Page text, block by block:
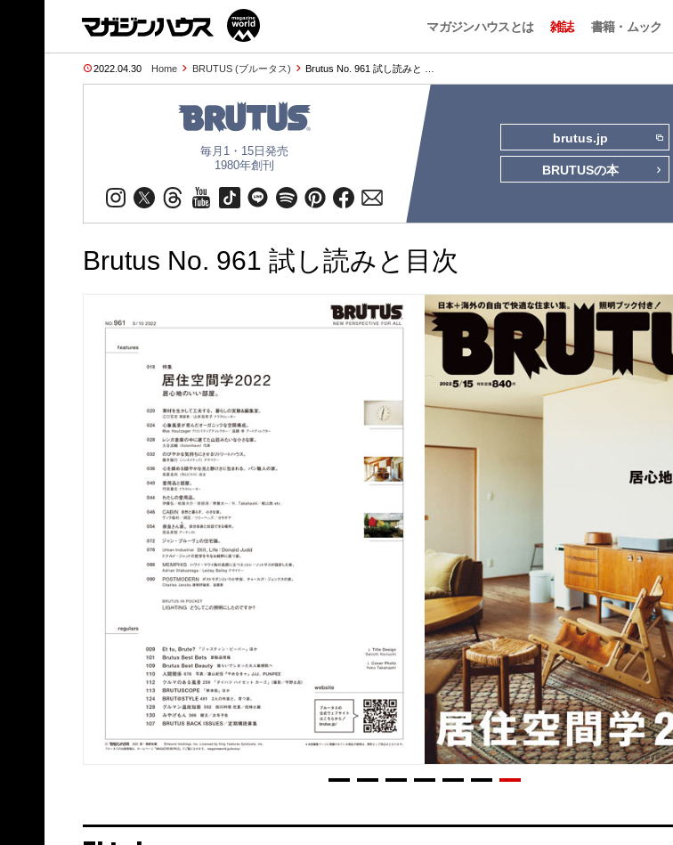
マガジンハウスとは 雑誌 書籍・ムック
2022.04.30 Home BRUTUS (ブルータス) Brutus No. 961 試し読みと …
毎月1・15日発売
1980年創刊
brutus.jp
BRUTUSの本
Brutus No. 961 試し読みと目次